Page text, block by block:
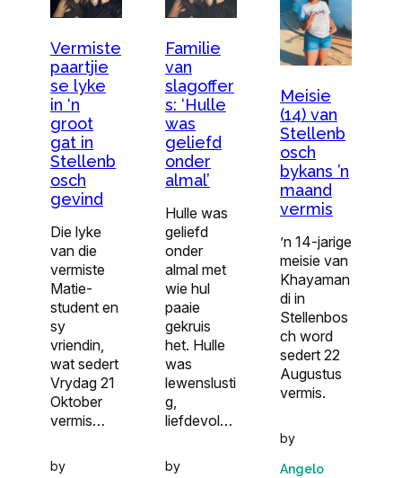
Vermiste
paartjie
se lyke
in ‘n
groot
gat in
Stellenb
osch
gevind
Die lyke
van die
vermiste
Matie-
student en
sy
vriendin,
wat sedert
Vrydag 21
Oktober
vermis…
by
Familie
van
slagoffer
s: ‘Hulle
was
geliefd
onder
almal’
Hulle was
geliefd
onder
almal met
wie hul
paaie
gekruis
het. Hulle
was
lewenslusti
g,
liefdevol…
by
Meisie
(14) van
Stellenb
osch
bykans ’n
maand
vermis
’n 14-jarige
meisie van
Khayaman
di in
Stellenbos
ch word
sedert 22
Augustus
vermis.
by
Angelo